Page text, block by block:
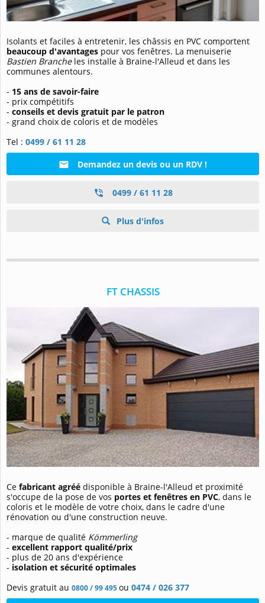
Isolants et faciles à entretenir, les châssis en PVC comportent
beaucoup d'avantages pour vos fenêtres. La menuiserie
Bastien Brancheles installe à Braine-l'Alleud et dans les
communes alentours.
- 15 ans de savoir-faire
- prix compétitifs
- conseils et devis gratuit par le patron
- grand choix de coloris et de modèles
Tel : 0499 / 61 11 28
Demandez un devis ou un RDV !
0499 / 61 11 28
Plus d'infos
FT CHASSIS
Ce fabricant agréé disponible à Braine-l'Alleud et proximité
s'occupe de la pose de vos portes et fenêtres en PVC, dans le
coloris et le modèle de votre choix, dans le cadre d'une
rénovation ou d'une construction neuve.
- marque de qualité Kömmerling
- excellent rapport qualité/prix
- plus de 20 ans d'expérience
- isolation et sécurité optimales
Devis gratuit au 0800 / 99 495ou 0474 / 026 377